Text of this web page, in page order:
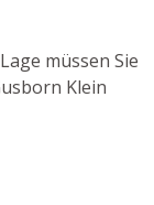
müssen Sie
Klein